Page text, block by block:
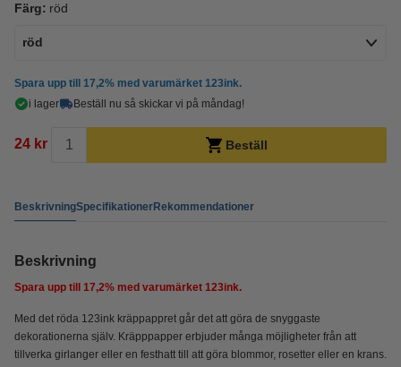
Färg: röd
röd
Spara upp till 17,2% med varumärket 123ink.
i lager
Beställ nu så skickar vi på måndag!
24 kr Beställ
BeskrivningSpecifikationerRekommendationer
Beskrivning
Spara upp till 17,2% med varumärket 123ink.
Med det röda 123ink kräppappret går det att göra de snyggaste
dekorationerna själv. Kräpppapper erbjuder många möjligheter från att
tillverka girlanger eller en festhatt till att göra blommor, rosetter eller en krans.